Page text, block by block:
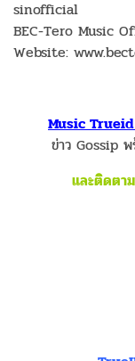
sinofficial
BEC-Tero Music
Website:
Music Trueid
ข่าว Gossip
และติดตา